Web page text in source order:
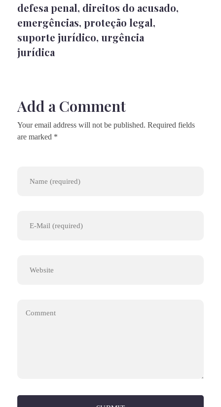
defesa penal, direitos do acusado,
emergências, proteção legal,
suporte jurídico, urgência
jurídica
Add a Comment
Your email address will not be published. Required fields
are marked *